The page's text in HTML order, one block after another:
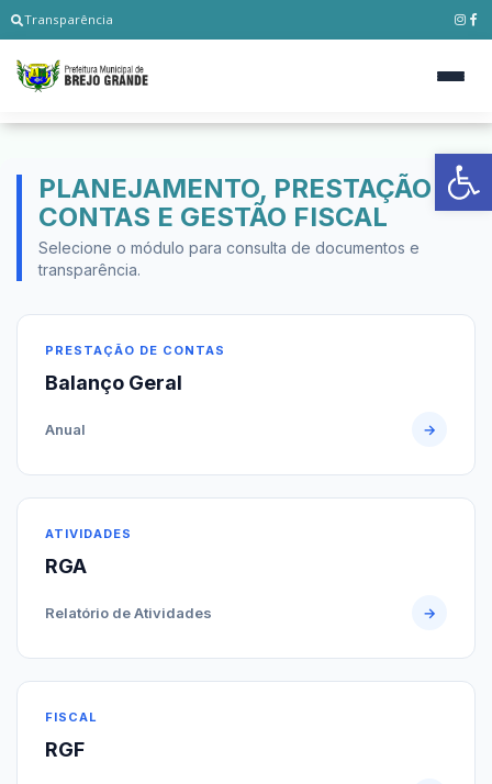
Transparência
PLANEJAMENTO, PRESTAÇÃO DE
CONTAS E GESTÃO FISCAL
Selecione o módulo para consulta de documentos e
transparência.
PRESTAÇÃO DE CONTAS
Balanço Geral
Anual →
ATIVIDADES
RGA
Relatório de Atividades →
FISCAL
RGF